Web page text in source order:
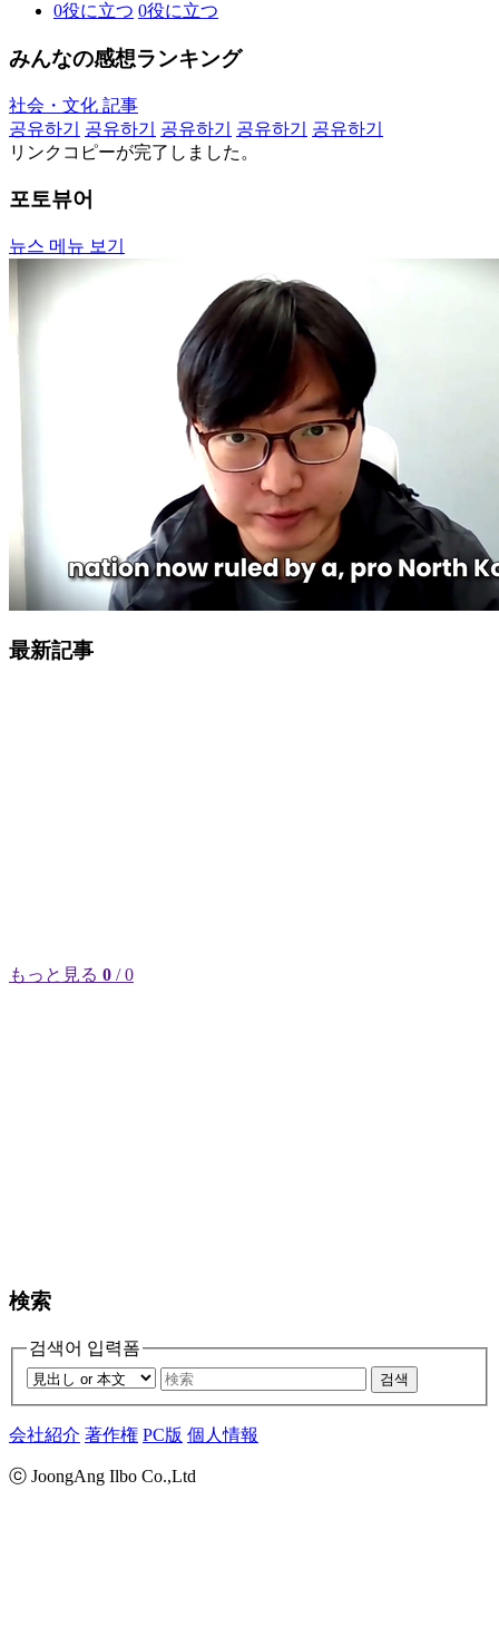
0役に立つ 0役に立つ
みんなの感想ランキング
社会・文化 記事
공유하기
공유하기 공유하기 공유하기
공유하기
リンクコピーが完了しました。
포토뷰어
뉴스 메뉴 보기
最新記事
もっと見る 0 / 0
検索
검색어 입력폼
검색
会社紹介 著作権 PC版 個人情報
ⓒ JoongAng Ilbo Co.,Ltd